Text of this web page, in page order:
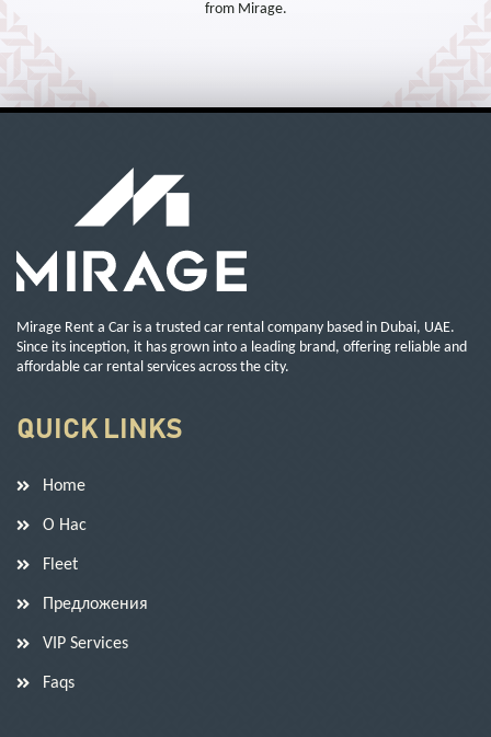
from Mirage.
Mirage Rent a Car is a trusted car rental company based in Dubai, UAE.
Since its inception, it has grown into a leading brand, offering reliable and
affordable car rental services across the city.
QUICK LINKS
Home
О Нас
Fleet
Предложения
VIP Services
Faqs